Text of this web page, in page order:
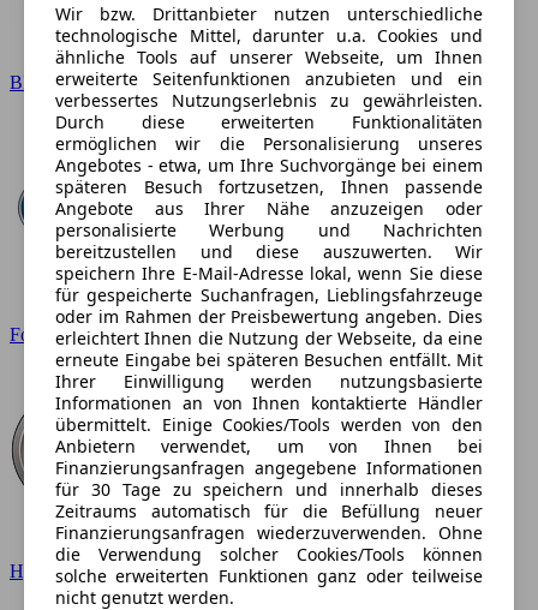
BMW
Ford
Hyundai
Wir bzw. Drittanbieter nutzen unterschiedliche
technologische Mittel, darunter u.a. Cookies und
ähnliche Tools auf unserer Webseite, um Ihnen
erweiterte Seitenfunktionen anzubieten und ein
verbessertes Nutzungserlebnis zu gewährleisten.
Durch diese erweiterten Funktionalitäten
ermöglichen wir die Personalisierung unseres
Angebotes - etwa, um Ihre Suchvorgänge bei einem
späteren Besuch fortzusetzen, Ihnen passende
Angebote aus Ihrer Nähe anzuzeigen oder
personalisierte Werbung und Nachrichten
bereitzustellen und diese auszuwerten. Wir
speichern Ihre E-Mail-Adresse lokal, wenn Sie diese
für gespeicherte Suchanfragen, Lieblingsfahrzeuge
oder im Rahmen der Preisbewertung angeben. Dies
erleichtert Ihnen die Nutzung der Webseite, da eine
erneute Eingabe bei späteren Besuchen entfällt. Mit
Ihrer Einwilligung werden nutzungsbasierte
Informationen an von Ihnen kontaktierte Händler
übermittelt. Einige Cookies/Tools werden von den
Anbietern verwendet, um von Ihnen bei
Finanzierungsanfragen angegebene Informationen
für 30 Tage zu speichern und innerhalb dieses
Zeitraums automatisch für die Befüllung neuer
Finanzierungsanfragen wiederzuverwenden. Ohne
die Verwendung solcher Cookies/Tools können
solche erweiterten Funktionen ganz oder teilweise
nicht genutzt werden.